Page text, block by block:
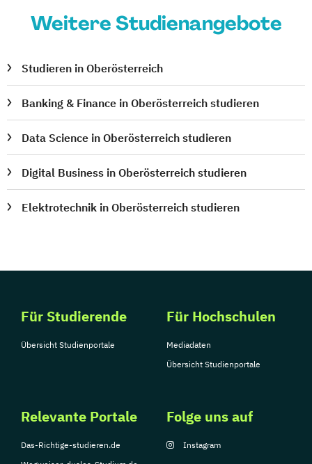
Software Engineering (EN)
Soziale Arbeit Schwerpunkt Kinder und
Jugendliche
Sozialpädagogik und Inklusion
Sportmanagement
Supply Chain Management
Tourismusmanagement UX Design
Umweltingenieurwesen Vertragsrecht
Wirtschaftsingenieurwesen Medizintechnik
Wirtschaftspsychologie (DE/EN)
Weitere Studienangebote
Studieren in Oberösterreich
Banking & Finance in Oberösterreich studieren
Data Science in Oberösterreich studieren
Digital Business in Oberösterreich studieren
Elektrotechnik in Oberösterreich studieren
Für Studierende
Übersicht Studienportale
Für Hochschulen
Mediadaten
Übersicht Studienportale
Relevante Portale
Das-Richtige-studieren.de
Folge uns auf
Instagram